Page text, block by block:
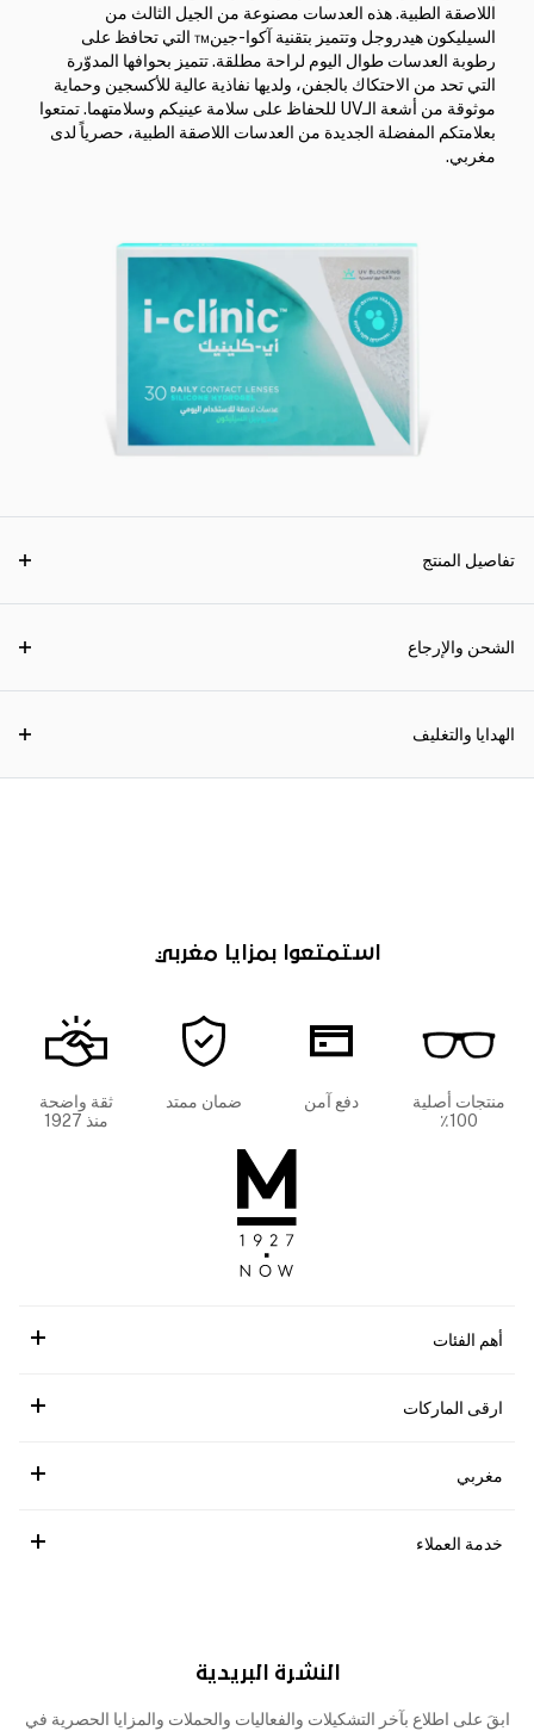
اللاصقة الطبية. هذه العدسات مصنوعة من الجيل الثالث من
السيليكون هيدروجل وتتميز بتقنية آكوا-جين™ التي تحافظ على
رطوبة العدسات طوال اليوم لراحة مطلقة. تتميز بحوافها المدوّرة
التي تحد من الاحتكاك بالجفن، ولديها نفاذية عالية للأكسجين وحماية
موثوقة من أشعة الـUV للحفاظ على سلامة عينيكم وسلامتهما. تمتعوا
بعلامتكم المفضلة الجديدة من العدسات اللاصقة الطبية، حصرياً لدى
مغربي.
تفاصيل المنتج
الشحن والإرجاع
الهدايا والتغليف
استمتعوا بمزايا مغربي
منتجات أصلية
100٪
دفع آمن ضمان ممتد
ثقة واضحة
منذ 1927
أهم الفئات
ارقى الماركات
مغربي
خدمة العملاء
النشرة البريدية
ابقَ على اطلاع بآخر التشكيلات والفعاليات والحملات والمزايا الحصرية في